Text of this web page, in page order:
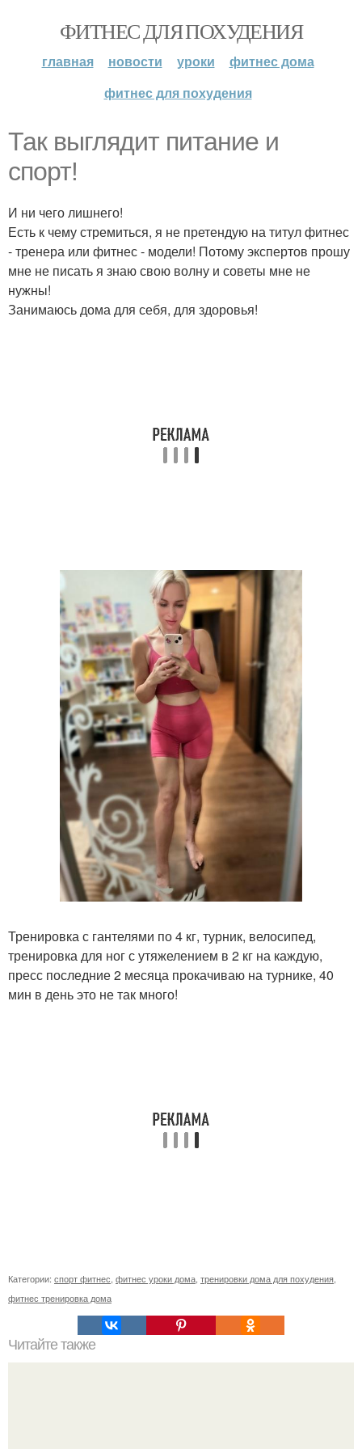
ФИТНЕС ДЛЯ ПОХУДЕНИЯ
главная новости уроки
фитнес дома
фитнес для похудения
Так выглядит питание и
спорт!
И ни чего лишнего!
Есть к чему стремиться, я не претендую на титул фитнес
- тренера или фитнес - модели! Потому экспертов прошу
мне не писать я знаю свою волну и советы мне не
нужны!
Занимаюсь дома для себя, для здоровья!
Тренировка с гантелями по 4 кг, турник, велосипед,
тренировка для ног с утяжелением в 2 кг на каждую,
пресс последние 2 месяца прокачиваю на турнике, 40
мин в день это не так много!
Категории: спорт фитнес фитнес уроки дома тренировки дома для похудения
фитнес тренировка дома
Читайте также